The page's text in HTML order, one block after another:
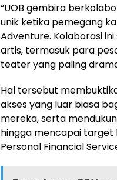
“UOB gembira
unik ketika pemegang
Adventure. Kolaborasi
artis, termasuk para
teater yang paling
Hal tersebut
akses yang luar biasa
mereka, serta
hingga mencapai target
Personal Financial